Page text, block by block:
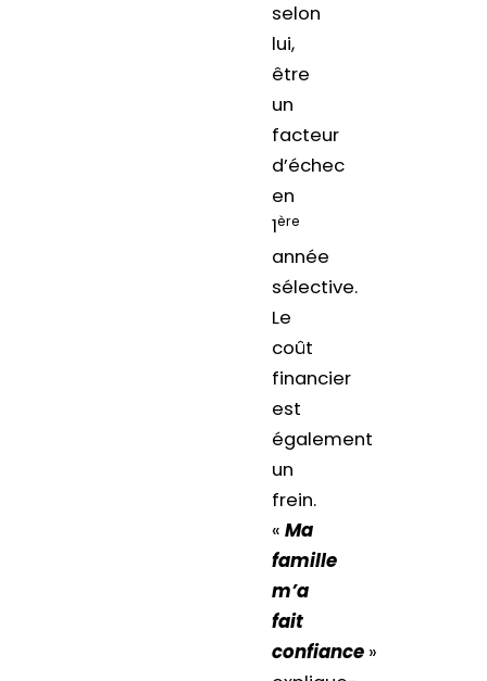
selon
lui,
être
un
facteur
d’échec
en
1ère
année
sélective.
Le
coût
financier
est
également
un
frein.
« Ma
famille
m’a
fait
confiance»